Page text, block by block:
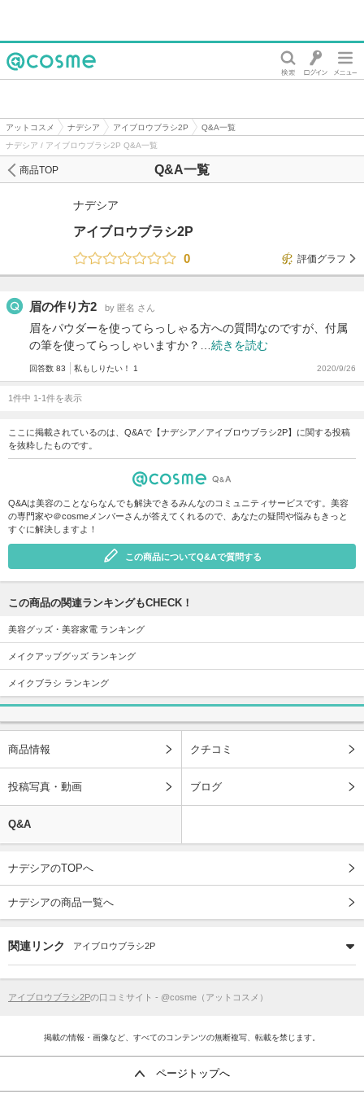
アットコスメ ナデシア アイブロウブラシ2P
Q&A一覧
ナデシア / アイブロウブラシ2P Q&A一覧
Q&A一覧
商品TOP
ナデシア
アイブロウブラシ2P
0
評価グラフ
眉の作り方2 by 匿名 さん
眉をパウダーを使ってらっしゃる方への質問なのですが、付属
の筆を使ってらっしゃいますか？… 続きを読む
回答数 83 私もしりたい！ 1 2020/9/26
1件中 1-1件を表示
ここに掲載されているのは、Q&Aで【ナデシア／アイブロウブラシ2P】に関する投稿
を抜粋したものです。
Q&Aは美容のことならなんでも解決できるみんなのコミュニティサービスです。美容
の専門家や＠cosmeメンバーさんが答えてくれるので、あなたの疑問や悩みもきっと
すぐに解決しますよ！
この商品についてQ&Aで質問する
この商品の関連ランキングもCHECK！
美容グッズ・美容家電 ランキング
メイクアップグッズ ランキング
メイクブラシ ランキング
商品情報 クチコミ
投稿写真・動画 ブログ
Q&A
ナデシアのTOPへ
ナデシアの商品一覧へ
関連リンク アイブロウブラシ2P
アイブロウブラシ2Pの口コミサイト - @cosme（アットコスメ）
掲載の情報・画像など、すべてのコンテンツの無断複写、転載を禁じます。
ページトップへ